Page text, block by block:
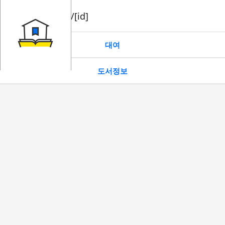
book/rent/[id]
대여
도서정보